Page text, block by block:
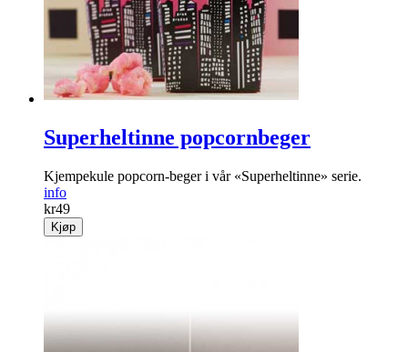
Superheltinne popcornbeger
Kjempekule popcorn-beger i vår «Superheltinne» serie.
info
kr49
Kjøp